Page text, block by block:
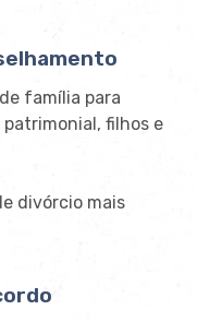
família para
filhos e
divórcio mais